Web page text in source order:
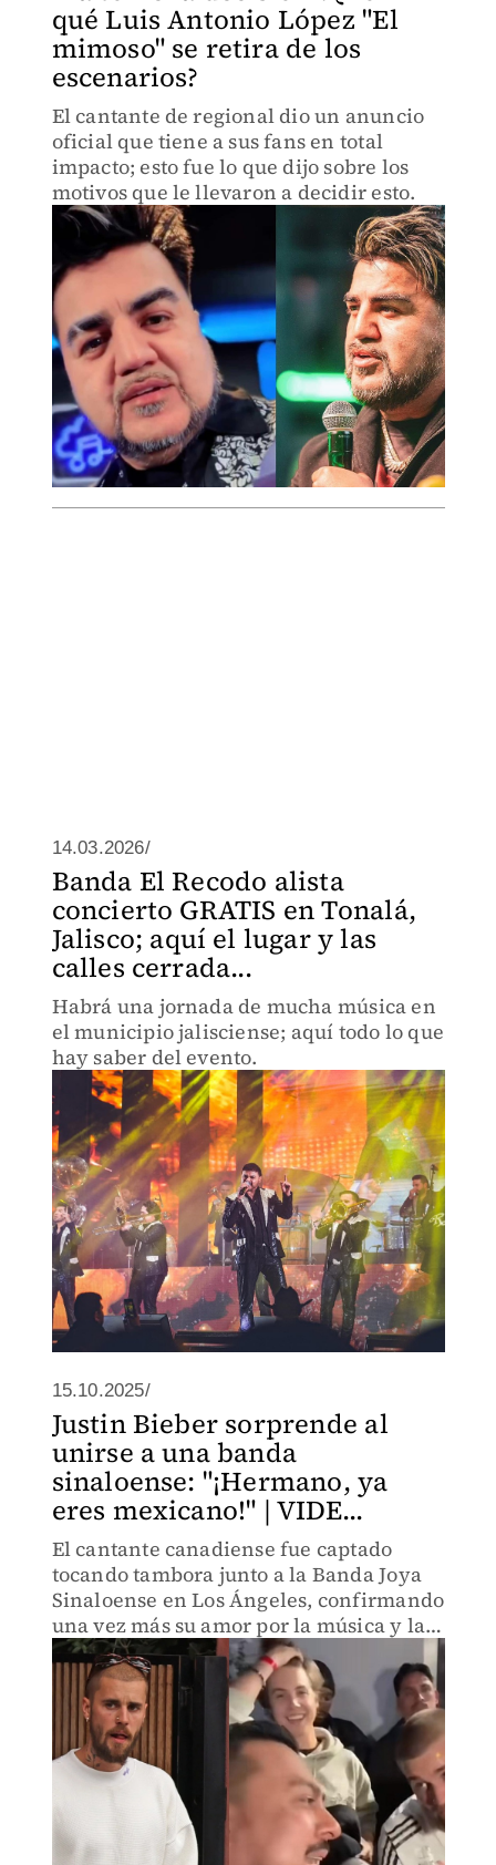
qué Luis Antonio López "El
mimoso" se retira de los
escenarios?
El cantante de regional dio un anuncio
oficial que tiene a sus fans en total
impacto; esto fue lo que dijo sobre los
motivos que le llevaron a decidir esto.
14.03.2026/
Banda El Recodo alista
concierto GRATIS en Tonalá,
Jalisco; aquí el lugar y las
calles cerrada...
Habrá una jornada de mucha música en
el municipio jalisciense; aquí todo lo que
hay saber del evento.
15.10.2025/
Justin Bieber sorprende al
unirse a una banda
sinaloense: "¡Hermano, ya
eres mexicano!" | VIDE...
El cantante canadiense fue captado
tocando tambora junto a la Banda Joya
Sinaloense en Los Ángeles, confirmando
una vez más su amor por la música y la
cultura mexicana.